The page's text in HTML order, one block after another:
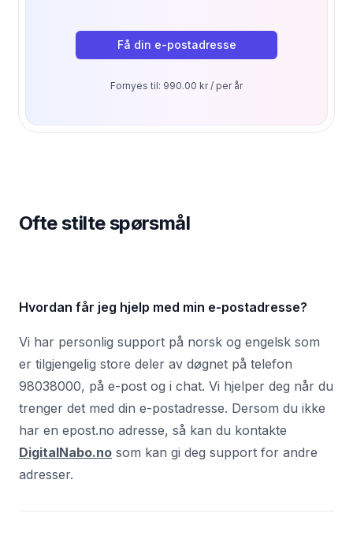
Få din e-postadresse
Fornyes til: 990.00 kr / per år
Ofte stilte spørsmål
Hvordan får jeg hjelp med min e-postadresse?
Vi har personlig support på norsk og engelsk som
er tilgjengelig store deler av døgnet på telefon
98038000, på e-post og i chat. Vi hjelper deg når du
trenger det med din e-postadresse. Dersom du ikke
har en epost.no adresse, så kan du kontakte
DigitalNabo.no som kan gi deg support for andre
adresser.